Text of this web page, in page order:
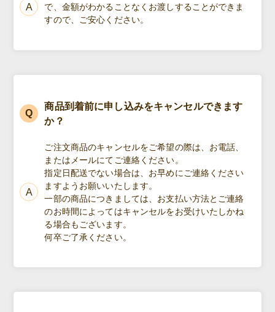
で、金額がわかることなくお渡しすることができま
すので、ご安心ください。
商品到着前に申し込みをキャンセルできます
か？
ご注文商品のキャンセルをご希望の際は、お電話、
またはメールにてご連絡ください。
指定日配送でない場合は、お早めにご連絡ください
ますようお願いいたします。
一部の商品につきましては、お支払い方法とご連絡
のお時間によってはキャンセルをお受けいたしかね
る場合もございます。
何卒ご了承ください。